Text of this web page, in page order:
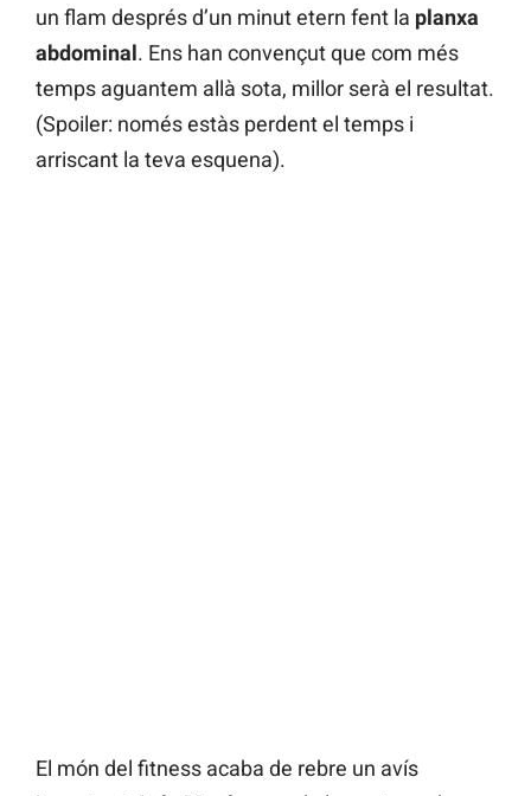
un flam després d’un minut etern fent la planxa
abdominal. Ens han convençut que com més
temps aguantem allà sota, millor serà el resultat.
(Spoiler: només estàs perdent el temps i
arriscant la teva esquena).
El món del fitness acaba de rebre un avís